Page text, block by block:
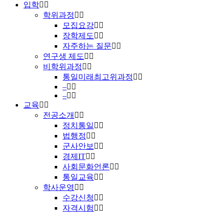
입학
학위과정
모집요강
장학제도
자주하는 질문
연구생 제도
비학위과정
통일미래최고위과정
–
–
교육
전공소개
정치통일
법행정
군사안보
경제IT
사회문화언론
통일교육
학사운영
수강신청
자격시험